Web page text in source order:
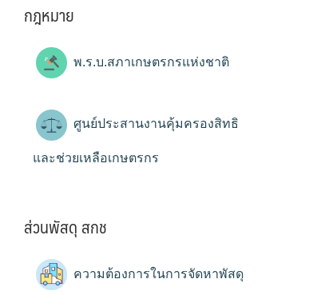
กฎหมาย
พ.ร.บ.สภาเกษตรกรแห่งชาติ
ศูนย์ประสานงานคุ้มครองสิทธิ
และช่วยเหลือเกษตรกร
ส่วนพัสดุ สกช
ความต้องการในการจัดหาพัสดุ